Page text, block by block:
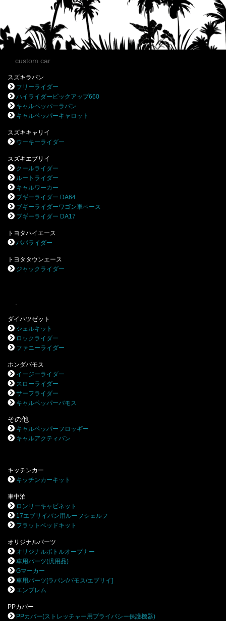
custom car
スズキラパン
フリーライダー
ハイライダーピックアップ660
キャルペッパーラパン
キャルペッパーキャロット
スズキキャリイ
ウーキーライダー
スズキエブリイ
クールライダー
ルートライダー
キャルワーカー
ブギーライダー DA64
ブギーライダーワゴン車ベース
ブギーライダー DA17
トヨタハイエース
パパライダー
トヨタタウンエース
ジャックライダー
.
ダイハツゼット
シェルキット
ロックライダー
ファニーライダー
ホンダバモス
イージーライダー
スローライダー
サーフライダー
キャルペッパーバモス
その他
キャルペッパーフロッギー
キャルアクティバン
キッチンカー
キッチンカーキット
車中泊
ロンリーキャビネット
17エブリイバン用ルーフシェルフ
フラットベッドキット
オリジナルパーツ
オリジナルボトルオープナー
車用パーツ(汎用品)
Gマーカー
車用パーツ[ラパン/バモス/エブリイ]
エンブレム
PPカバー
PPカバー(ストレッチャー用プライバシー保護機器)